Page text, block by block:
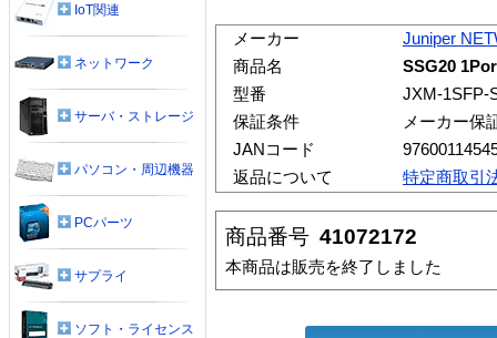
メーカー
Juniper
商品名
SSG20
型番
JXM-1SFP-
保証条件
メーカー保
JANコード
返品について
特定商取引
商品番号 41072172
本商品は販売を終了しました
IoT関連
ネットワーク
サーバ・ストレージ
パソコン・周辺機器
PCパーツ
サプライ
ソフト・ライセンス